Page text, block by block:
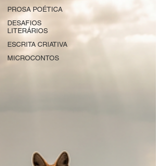
PROSA POÉTICA
DESAFIOS
LITERÁRIOS
ESCRITA CRIATIVA
MICROCONTOS